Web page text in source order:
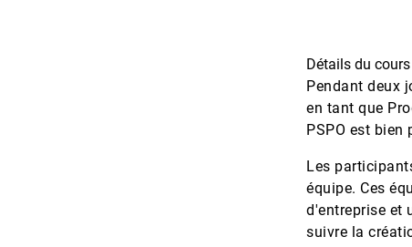
Détails du
Pendant deux
en tant que
PSPO est
Les
équipe. Ces
d'entreprise et
suivre la